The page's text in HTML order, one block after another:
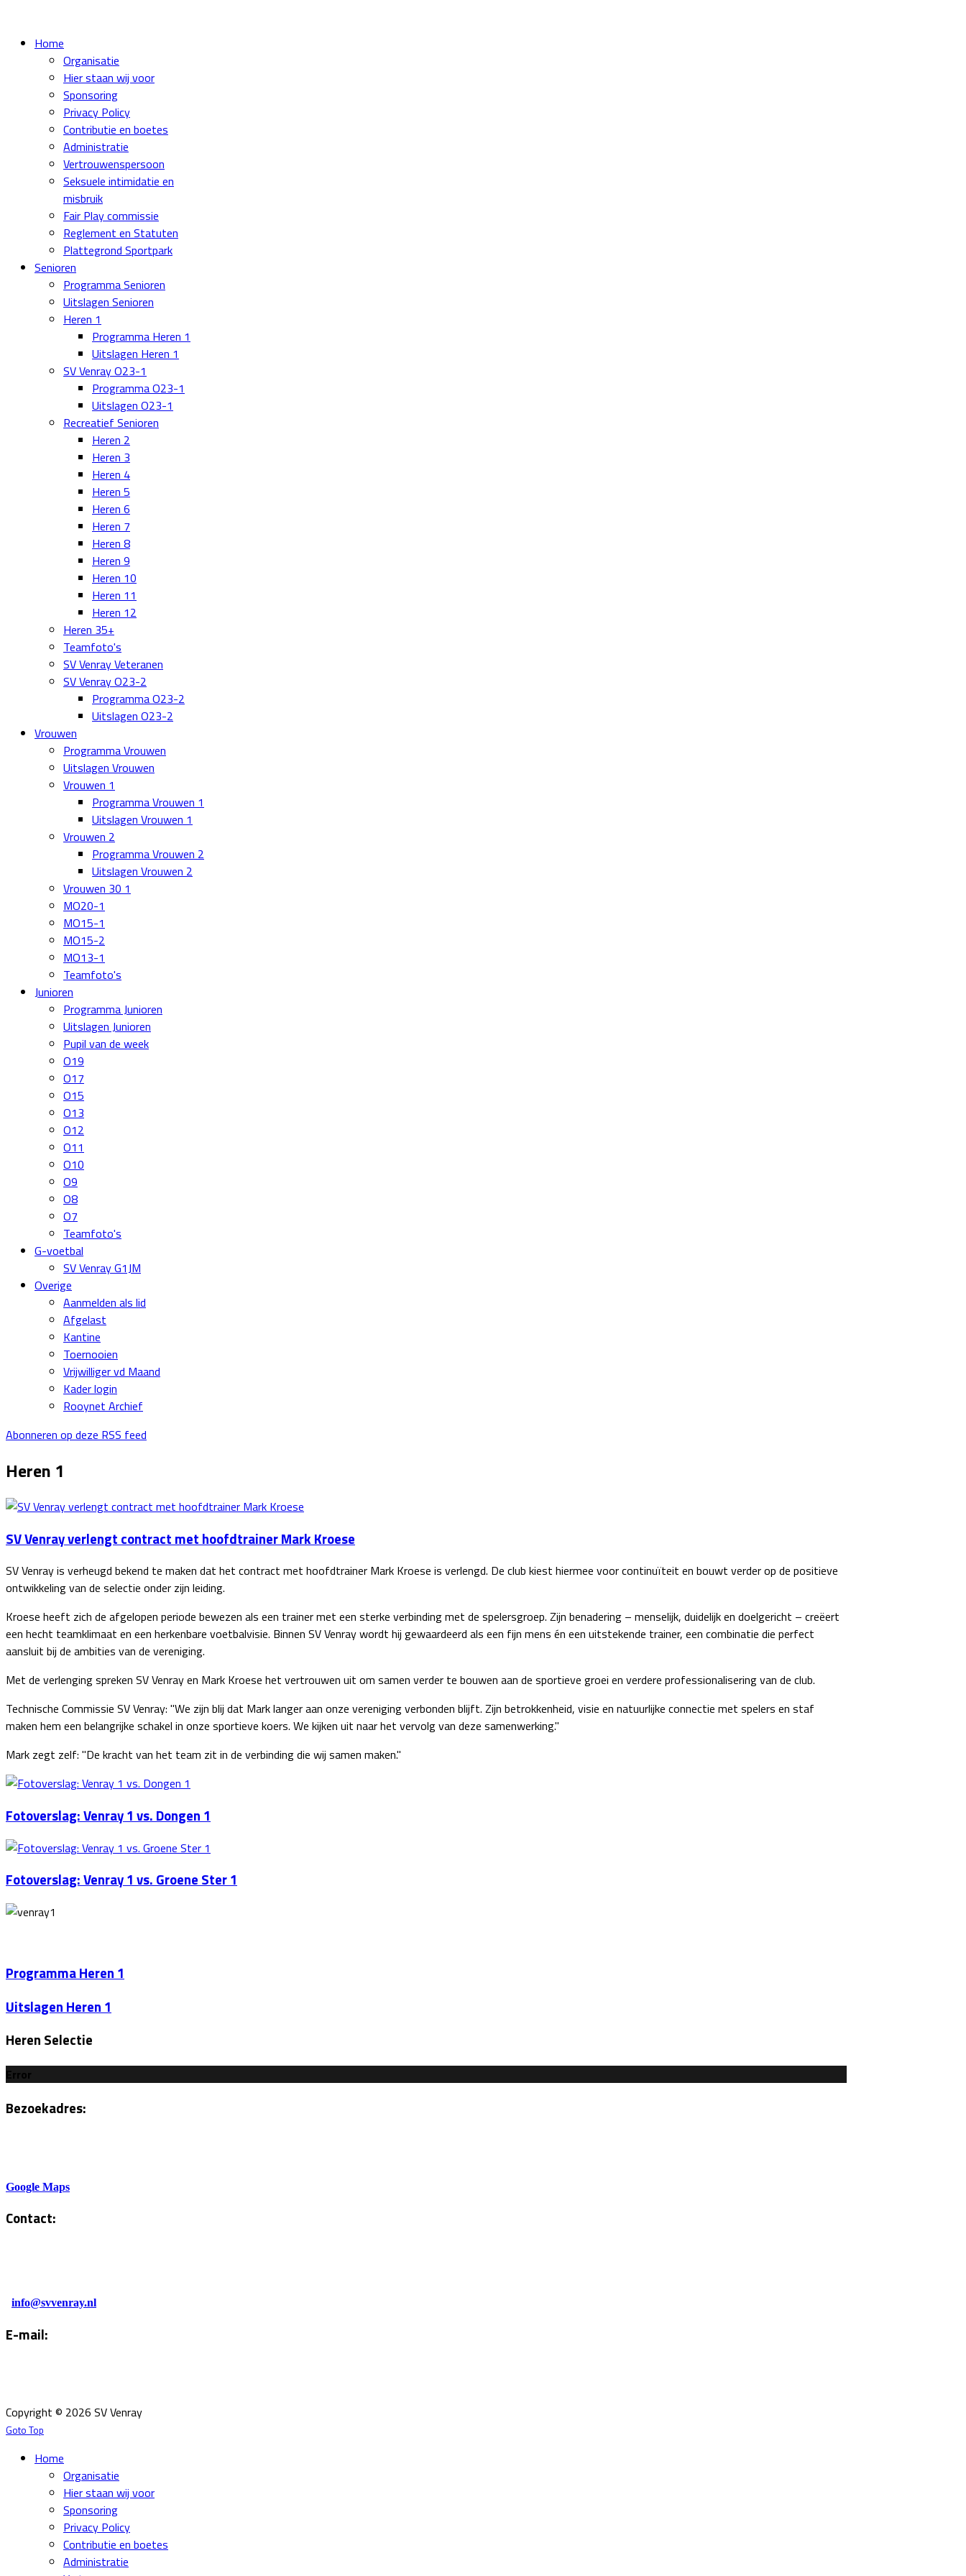
Home
Organisatie
Hier staan wij voor
Sponsoring
Privacy Policy
Contributie en boetes
Administratie
Vertrouwenspersoon
Seksuele intimidatie en
misbruik
Fair Play commissie
Reglement en Statuten
Plattegrond Sportpark
Senioren
Programma Senioren
Uitslagen Senioren
Heren 1
Programma Heren 1
Uitslagen Heren 1
SV Venray O23-1
Programma O23-1
Uitslagen O23-1
Recreatief Senioren
Heren 2
Heren 3
Heren 4
Heren 5
Heren 6
Heren 7
Heren 8
Heren 9
Heren 10
Heren 11
Heren 12
Heren 35+
Teamfoto's
SV Venray Veteranen
SV Venray O23-2
Programma O23-2
Uitslagen O23-2
Vrouwen
Programma Vrouwen
Uitslagen Vrouwen
Vrouwen 1
Programma Vrouwen 1
Uitslagen Vrouwen 1
Vrouwen 2
Programma Vrouwen 2
Uitslagen Vrouwen 2
Vrouwen 30 1
MO20-1
MO15-1
MO15-2
MO13-1
Teamfoto's
Junioren
Programma Junioren
Uitslagen Junioren
Pupil van de week
O19
O17
O15
O13
O12
O11
O10
O9
O8
O7
Teamfoto's
G-voetbal
SV Venray G1JM
Overige
Aanmelden als lid
Afgelast
Kantine
Toernooien
Vrijwilliger vd Maand
Kader login
Rooynet Archief
Abonneren op deze RSS feed
Heren 1
SV Venray verlengt contract met hoofdtrainer Mark Kroese
SV Venray is verheugd bekend te maken dat het contract met hoofdtrainer Mark Kroese is verlengd. De club kiest hiermee voor continuïteit en bouwt verder op de positieve
ontwikkeling van de selectie onder zijn leiding.
Kroese heeft zich de afgelopen periode bewezen als een trainer met een sterke verbinding met de spelersgroep. Zijn benadering – menselijk, duidelijk en doelgericht – creëert
een hecht teamklimaat en een herkenbare voetbalvisie. Binnen SV Venray wordt hij gewaardeerd als een fijn mens én een uitstekende trainer, een combinatie die perfect
aansluit bij de ambities van de vereniging.
Met de verlenging spreken SV Venray en Mark Kroese het vertrouwen uit om samen verder te bouwen aan de sportieve groei en verdere professionalisering van de club.
Technische Commissie SV Venray: "We zijn blij dat Mark langer aan onze vereniging verbonden blijft. Zijn betrokkenheid, visie en natuurlijke connectie met spelers en staf
maken hem een belangrijke schakel in onze sportieve koers. We kijken uit naar het vervolg van deze samenwerking."
Mark zegt zelf: "De kracht van het team zit in de verbinding die wij samen maken."
Fotoverslag: Venray 1 vs. Dongen 1
Fotoverslag: Venray 1 vs. Groene Ster 1
Programma Heren 1
Uitslagen Heren 1
Heren Selectie
Error
Bezoekadres:
Google Maps
Contact:
info@svvenray.nl
E-mail:
Copyright © 2026 SV Venray
Goto Top
Home
Organisatie
Hier staan wij voor
Sponsoring
Privacy Policy
Contributie en boetes
Administratie